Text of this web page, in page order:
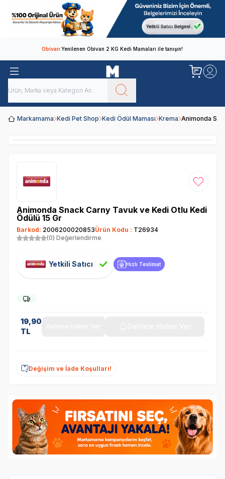
ObivanYenilenen Obivan 2 KG Kedi Mamaları ile tanışın!
Markamama Kedi Pet Shop Kedi Ödül Maması Krema Animonda
Favoriye
Animonda Snack Carny Tavuk ve Kedi Otlu Kedi
Ödülü 15 Gr
Barkod: 2006200020853Ürün Kodu : T26934
(0) Değerlendirme
Yetkili Satıcı Hızlı Teslimat
19,90
TL
Değişim ve İade Koşulları!